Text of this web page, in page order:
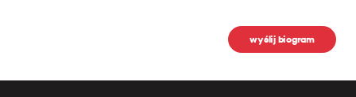
wyślij biogram